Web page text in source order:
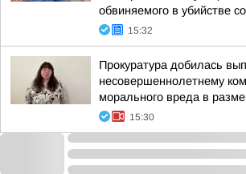
обвиняемого в убийстве
15:32
Прокуратура добилась
несовершеннолетнему
морального вреда в
15:30